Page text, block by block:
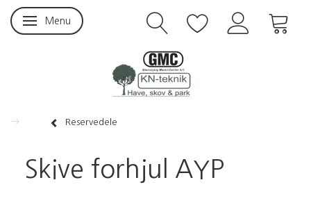
Skifte navigation
Menu
Reservedele
Skive forhjul AYP